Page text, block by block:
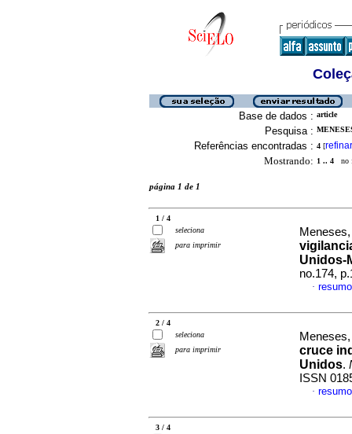
Base de dados : article
Pesquisa :
Referências encontradas : 4 [refinar
Mostrando: 1 .. 4 no
página 1 de 1
1 / 4
seleciona
para imprimir
Unidos-
no.174,
·
2 / 4
seleciona
para imprimir
cruce
Unidos.
ISSN
·
3 / 4